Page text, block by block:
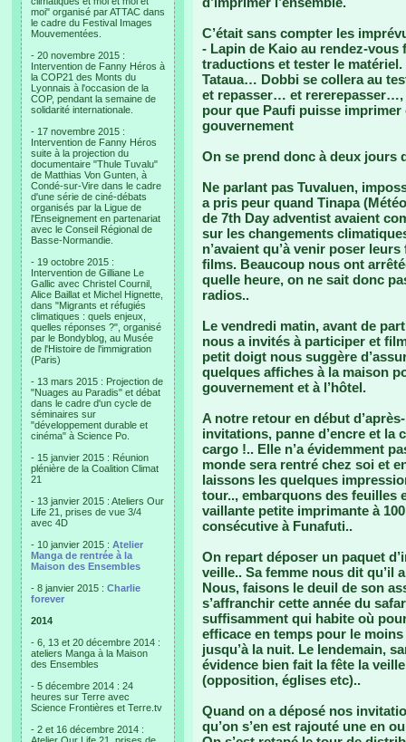
moi" organisé par ATTAC dans
le cadre du Festival Images
Mouvementées.
- 20 novembre 2015 :
Intervention de Fanny Héros à
la COP21 des Monts du
Lyonnais à l'occasion de la
COP, pendant la semaine de
solidarité internationale.
- 17 novembre 2015 :
Intervention de Fanny Héros
suite à la projection du
documentaire "Thule Tuvalu"
de Matthias Von Gunten, à
Condé-sur-Vire dans le cadre
d'une série de ciné-débats
organisés par la Ligue de
l'Enseignement en partenariat
avec le Conseil Régional de
Basse-Normandie.
- 19 octobre 2015 :
Intervention de Gilliane Le
Gallic avec Christel Cournil,
Alice Baillat et Michel Hignette,
dans "Migrants et réfugiés
climatiques : quels enjeux,
quelles réponses ?", organisé
par le Bondyblog, au Musée
de l'Histoire de l'immigration
(Paris)
- 13 mars 2015 : Projection de
"Nuages au Paradis" et débat
dans le cadre d'un cycle de
séminaires sur
"développement durable et
cinéma" à Science Po.
- 15 janvier 2015 : Réunion
plénière de la Coalition Climat
21
- 13 janvier 2015 : Ateliers Our
Life 21, prises de vue 3/4
avec 4D
- 10 janvier 2015 : Atelier
Manga de rentrée à la
Maison des Ensembles
- 8 janvier 2015 : Charlie
forever
2014
- 6, 13 et 20 décembre 2014 :
ateliers Manga à la Maison
des Ensembles
- 5 décembre 2014 : 24
heures sur Terre avec
Science Frontières et Terre.tv
- 2 et 16 décembre 2014 :
C’était sans compter les
- Lapin de Kaio au rendez-
traductions et tester le
Tataua… Dobbi se collera au
et repasser… et rererepasser…,
pour que Paufi puisse
gouvernement
On se prend donc à deux
Ne parlant pas Tuvaluen,
a pris peur quand Tinapa
de 7th Day adventist avaient
sur les changements
n’avaient qu’à venir poser
films. Beaucoup nous ont
quelle heure, on ne sait donc
radios..
Le vendredi matin, avant de
nous a invités à participer et
petit doigt nous suggère
quelques affiches à la maison
gouvernement et à l’hôtel.
A notre retour en début
invitations, panne d’encre et la
cargo !.. Elle n’a évidemment
monde sera rentré chez soi et
laissons les quelques
tour.., embarquons des feuilles
vaillante petite imprimante à
consécutive à Funafuti..
On repart déposer un paquet
veille.. Sa femme nous dit qu’il
Nous, faisons le deuil de son
s’affranchir cette année du
suffisamment qui habite où
efficace en temps pour le
jusqu’à la nuit. Le lendemain,
évidence bien fait la fête la
(opposition, églises etc)..
Quand on a déposé nos
qu’on s’en est rajouté une en